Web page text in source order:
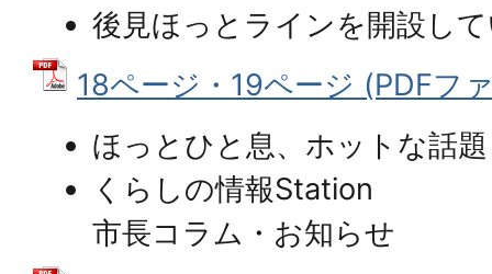
後見ほっとラインを開設し
18ページ・19ページ (PDFフ
ほっとひと息、ホットな話題
くらしの情報Station
市長コラム・お知らせ